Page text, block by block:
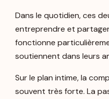
Dans le quotidien, ces
entreprendre et
fonctionne
soutiennent dans leurs
Sur le plan intime, la
souvent très forte. La